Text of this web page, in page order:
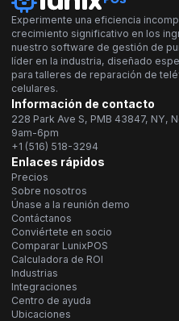
Experimente una eficiencia
crecimiento significativo en los
nuestro software de gestión de
líder en la industria, diseñado
para talleres de reparación de
celulares.
Información de contacto
228 Park Ave S, PMB 43847, NY,
9am-6pm
+1 (516) 518-3294
Enlaces rápidos
Precios
Sobre nosotros
Únase a la reunión demo
Contáctanos
Conviértete en socio
Comparar LunixPOS
Calculadora de ROI
Industrias
Integraciones
Centro de ayuda
Ubicaciones